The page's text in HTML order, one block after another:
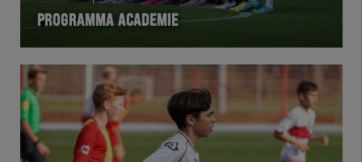
PROGRAMMA ACADEMIE